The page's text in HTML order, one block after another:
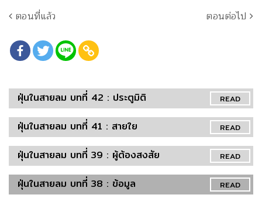
ตอนที่แล้ว ตอนต่อไป
READ
ฝุ่นในสายลม บทที่ 42 : ประตูมิติ
READ
ฝุ่นในสายลม บทที่ 41 : สายใย
READ
ฝุ่นในสายลม บทที่ 39 : ผู้ต้องสงสัย
READ
ฝุ่นในสายลม บทที่ 38 : ข้อมูล